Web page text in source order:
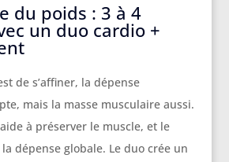
du poids : 3 à 4
un duo cardio +
de s’affiner, la dépense
mais la masse musculaire aussi.
à préserver le muscle, et le
dépense globale. Le duo crée un